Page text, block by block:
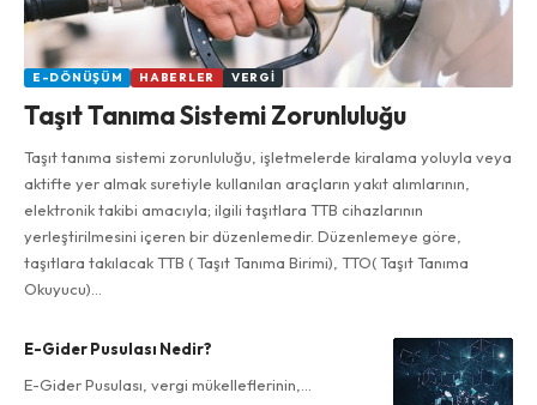
E-DÖNÜŞÜM HABERLER VERGI
Taşıt Tanıma Sistemi Zorunluluğu
Taşıt tanıma sistemi zorunluluğu, işletmelerde kiralama yoluyla veya
aktifte yer almak suretiyle kullanılan araçların yakıt alımlarının,
elektronik takibi amacıyla; ilgili taşıtlara TTB cihazlarının
yerleştirilmesini içeren bir düzenlemedir. Düzenlemeye göre,
taşıtlara takılacak TTB ( Taşıt Tanıma Birimi), TTO( Taşıt Tanıma
Okuyucu)…
E-Gider Pusulası Nedir?
E-Gider Pusulası, vergi mükelleflerinin,…